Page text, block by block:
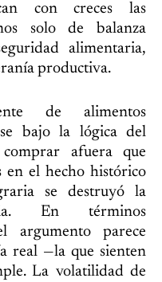
con creces las
solo de balanza
alimentaria,
productiva.
de alimentos
bajo la lógica del
afuera que
en el hecho histórico
se destruyó la
En términos
argumento parece
real —la que sienten
La volatilidad de